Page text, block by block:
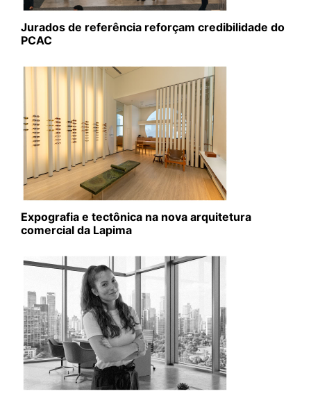
Jurados de referência reforçam credibilidade do
PCAC
Expografia e tectônica na nova arquitetura
comercial da Lapima